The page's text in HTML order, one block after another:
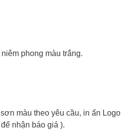
phong màu trắng.
màu theo yêu cầu, in ấn
nhận báo giá ).